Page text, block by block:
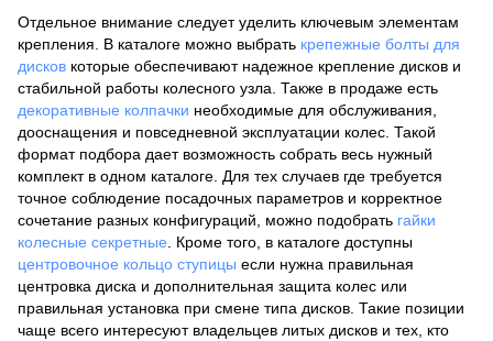
Отдельное внимание следует уделить ключевым элементам
крепления. В каталоге можно выбрать крепежные болты для
дисков которые обеспечивают надежное крепление дисков и
стабильной работы колесного узла. Также в продаже есть
декоративные колпачки необходимые для обслуживания,
дооснащения и повседневной эксплуатации колес. Такой
формат подбора дает возможность собрать весь нужный
комплект в одном каталоге. Для тех случаев где требуется
точное соблюдение посадочных параметров и корректное
сочетание разных конфигураций, можно подобрать гайки
колесные секретные. Кроме того, в каталоге доступны
центровочное кольцо ступицы если нужна правильная
центровка диска и дополнительная защита колес или
правильная установка при смене типа дисков. Такие позиции
чаще всего интересуют владельцев литых дисков и тех, кто